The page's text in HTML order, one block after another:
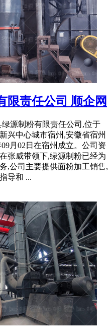
限责任公司 顺企网
源制粉有限责任公司,位于
兴中心城市宿州,安徽省宿州
月02日在宿州成立。公司资
张威带领下,绿源制粉已经为
,公司主要提供面粉加工销售,
导和 ...